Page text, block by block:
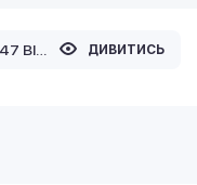
ДИВИТИСЬ